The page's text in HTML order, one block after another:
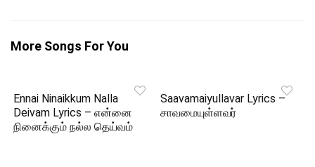
More Songs For You
Ennai Ninaikkum Nalla
Deivam Lyrics – என்னை
நினைக்கும் நல்ல தெய்வம்
Saavamaiyullavar Lyrics –
சாவமையுள்ளவர்